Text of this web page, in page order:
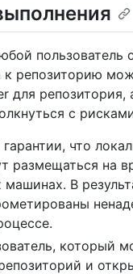
пользователь
к репозиторию
для репозитория,
с
что
размещаться на
машинах. В
который
и